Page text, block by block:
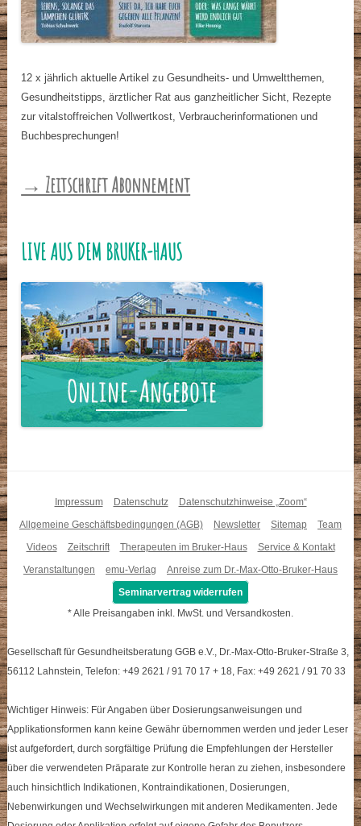
12 x jährlich aktuelle Artikel zu Gesundheits- und Umweltthemen,
Gesundheitstipps, ärztlicher Rat aus ganzheitlicher Sicht, Rezepte
zur vitalstoffreichen Vollwertkost, Verbraucherinformationen und
Buchbesprechungen!
→ Zeitschrift Abonnement
LIVE AUS DEM BRUKER-HAUS
Impressum Datenschutz
Datenschutzhinweise „Zoom“
Allgemeine Geschäftsbedingungen (AGB)
Newsletter Sitemap
Team
Videos
Zeitschrift Therapeuten im Bruker-Haus
Service & Kontakt
Veranstaltungen
emu-Verlag
Anreise zum Dr.-Max-Otto-Bruker-Haus
Seminarvertrag widerrufen
* Alle Preisangaben inkl. MwSt. und Versandkosten.
Gesellschaft für Gesundheitsberatung GGB e.V., Dr.-Max-Otto-Bruker-Straße 3,
56112 Lahnstein, Telefon: +49 2621 / 91 70 17 + 18, Fax: +49 2621 / 91 70 33
Wichtiger Hinweis: Für Angaben über Dosierungsanweisungen und
Applikationsformen kann keine Gewähr übernommen werden und jeder Leser
ist aufgefordert, durch sorgfältige Prüfung die Empfehlungen der Hersteller
über die verwendeten Präparate zur Kontrolle heran zu ziehen, insbesondere
auch hinsichtlich Indikationen, Kontraindikationen, Dosierungen,
Nebenwirkungen und Wechselwirkungen mit anderen Medikamenten. Jede